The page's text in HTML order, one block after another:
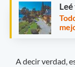
A decir verdad,